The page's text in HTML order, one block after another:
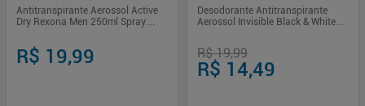
Antitranspirante Aerossol Active
Dry Rexona Men 250ml Spray
R$ 19,99
Desodorante Antitranspirante
Aerossol Invisible Black & White
R$ 19,99
R$ 14,49